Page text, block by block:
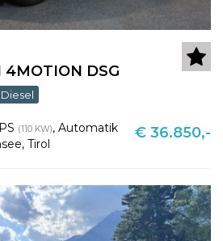
DSG
Diesel
(110 KW), Automatik
, Tirol
€ 36.850,-